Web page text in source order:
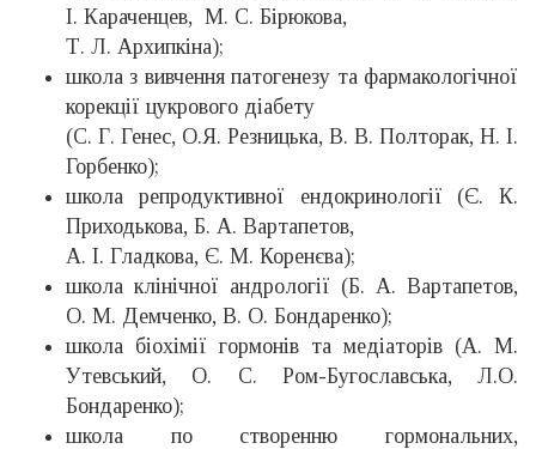
І. Караченцев, М. С. Бірюкова,
Т. Л. Архипкіна);
школа з вивчення патогенезу та фармакологічної
корекції цукрового діабету
(С. Г. Генес, О.Я. Резницька, В. В. Полторак, Н. І.
Горбенко);
школа репродуктивної ендокринології (Є. К.
Приходькова, Б. А. Вартапетов,
А. І. Гладкова, Є. М. Коренєва);
школа клінічної андрології (Б. А. Вартапетов,
О. М. Демченко, В. О. Бондаренко);
школа біохімії гормонів та медіаторів (А. М.
Утевський, О. С. Ром-Бугославська, Л.О.
Бондаренко);
школа по створенню гормональних,